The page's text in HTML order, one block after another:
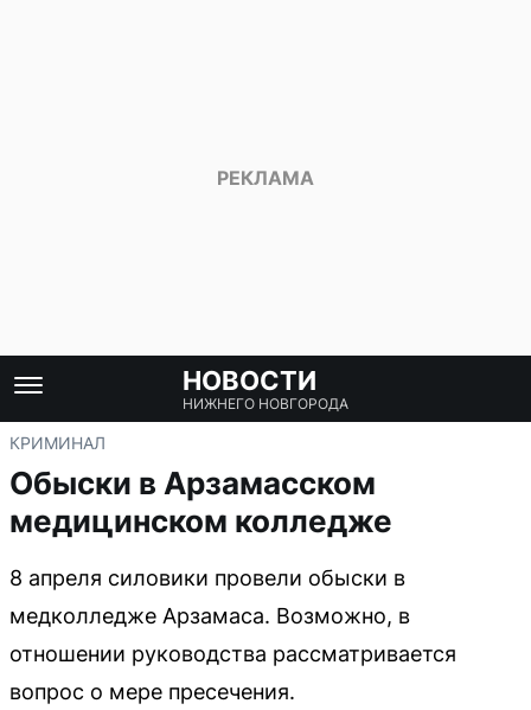
НОВОСТИ
НИЖНЕГО НОВГОРОДА
КРИМИНАЛ
Обыски в Арзамасском
медицинском колледже
8 апреля силовики провели обыски в
медколледже Арзамаса. Возможно, в
отношении руководства рассматривается
вопрос о мере пресечения.